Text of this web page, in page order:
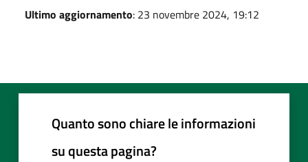
Ultimo aggiornamento: 23 novembre 2024, 19:12
Quanto sono chiare le informazioni
su questa pagina?